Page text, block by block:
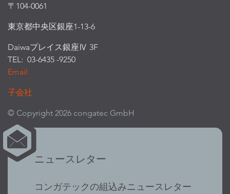
〒104-0061
東京都中央区銀座1-13-6
Daiwaプレイス銀座Ⅳ 3F
TEL: 03-6435 -9250
Email
子会社
© Copyright 2026 congatec GmbH
ニュースレター
コンガテックの組込みニュースレター